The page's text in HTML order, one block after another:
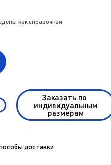
как справочная
Заказать по
индивидуальным
размерам
доставки